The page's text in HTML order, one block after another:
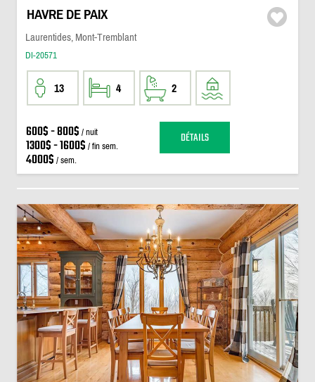
HAVRE DE PAIX
Laurentides, Mont-Tremblant
DI-20571
13 4 2
600$ - 800$ / nuit
1300$ - 1600$ / fin sem.
4000$ / sem.
DÉTAILS